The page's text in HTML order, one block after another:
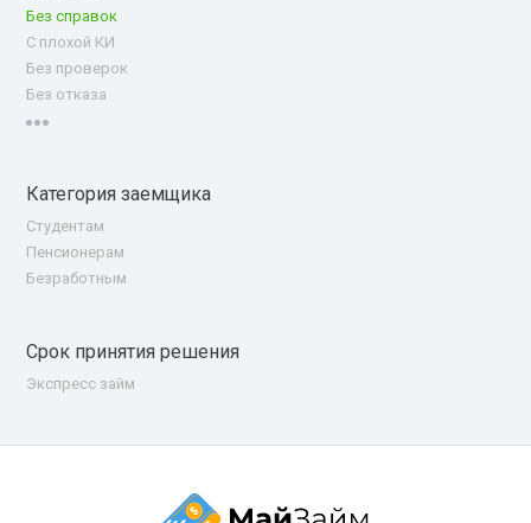
Без справок
С плохой КИ
Без проверок
Без отказа
Категория заемщика
Студентам
Пенсионерам
Безработным
Срок принятия решения
Экспресс займ